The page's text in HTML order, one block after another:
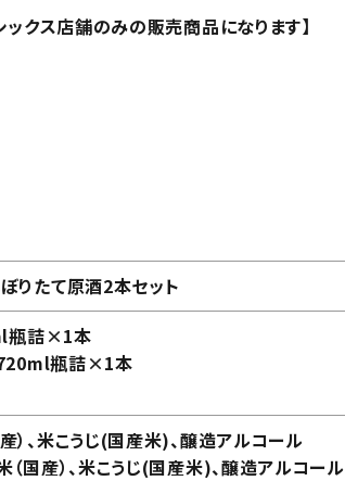
クス店舗のみの販売商品になります】
りたて原酒2本セット
瓶詰×1本
瓶詰×1本
、米こうじ(国産米)、醸造アルコール
国産）、米こうじ(国産米)、醸造アルコール